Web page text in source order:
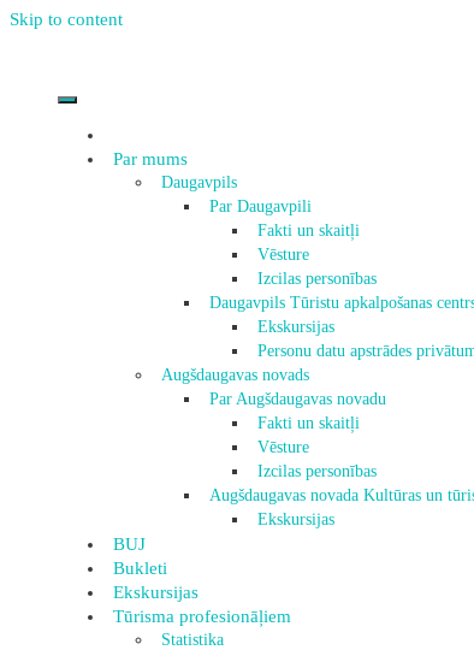
Skip to content
Par mums
Daugavpils
Par Daugavpili
Fakti un skaitļi
Vēsture
Izcilas personības
Daugavpils Tūristu apkalpošanas
Ekskursijas
Personu datu apstrādes
Augšdaugavas novads
Par Augšdaugavas novadu
Fakti un skaitļi
Vēsture
Izcilas personības
Augšdaugavas novada Kultūras un
Ekskursijas
BUJ
Bukleti
Ekskursijas
Tūrisma profesionāļiem
Statistika